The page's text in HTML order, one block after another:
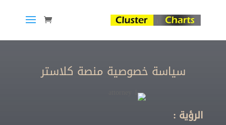
سياسة خصوصية منصة كلاستر
الرؤية :